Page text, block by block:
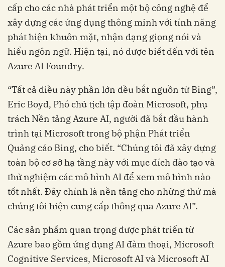
cấp cho các nhà phát triển một bộ công nghệ để
xây dựng các ứng dụng thông minh với tính năng
phát hiện khuôn mặt, nhận dạng giọng nói và
hiểu ngôn ngữ. Hiện tại, nó được biết đến với tên
Azure AI Foundry.
“Tất cả điều này phần lớn đều bắt nguồn từ Bing”,
Eric Boyd, Phó chủ tịch tập đoàn Microsoft, phụ
trách Nền tảng Azure AI, người đã bắt đầu hành
trình tại Microsoft trong bộ phận Phát triển
Quảng cáo Bing, cho biết. “Chúng tôi đã xây dựng
toàn bộ cơ sở hạ tầng này với mục đích đào tạo và
thử nghiệm các mô hình AI để xem mô hình nào
tốt nhất. Đây chính là nền tảng cho những thứ mà
chúng tôi hiện cung cấp thông qua Azure AI”.
Các sản phẩm quan trọng được phát triển từ
Azure bao gồm ứng dụng AI đàm thoại, Microsoft
Cognitive Services, Microsoft AI và Microsoft AI